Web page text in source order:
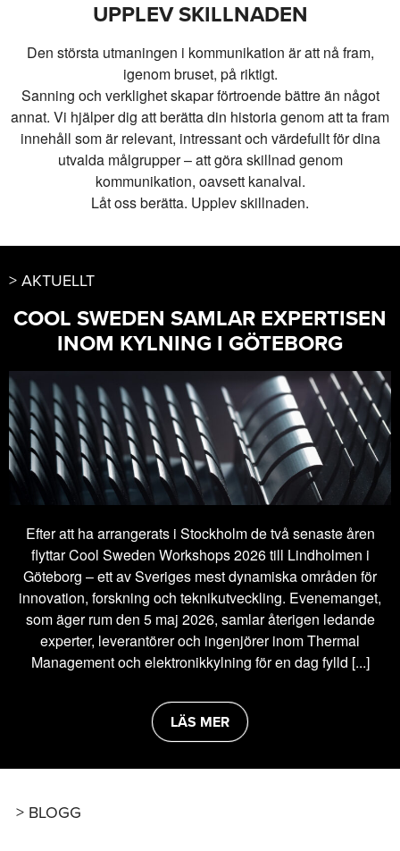
UPPLEV SKILLNADEN
Den största utmaningen i kommunikation är att nå fram,
igenom bruset, på riktigt.
Sanning och verklighet skapar förtroende bättre än något
annat. Vi hjälper dig att berätta din historia genom att ta fram
innehåll som är relevant, intressant och värdefullt för dina
utvalda målgrupper – att göra skillnad genom
kommunikation, oavsett kanalval.
Låt oss berätta. Upplev skillnaden.
AKTUELLT
COOL SWEDEN SAMLAR EXPERTISEN
INOM KYLNING I GÖTEBORG
Efter att ha arrangerats i Stockholm de två senaste åren
flyttar Cool Sweden Workshops 2026 till Lindholmen i
Göteborg – ett av Sveriges mest dynamiska områden för
innovation, forskning och teknikutveckling. Evenemanget,
som äger rum den 5 maj 2026, samlar återigen ledande
experter, leverantörer och ingenjörer inom Thermal
Management och elektronikkylning för en dag fylld [...]
LÄS MER
BLOGG